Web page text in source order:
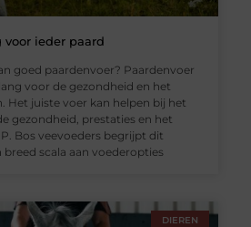
ieder paard
goed paardenvoer? Paardenvoer
voor de gezondheid en het
Het juiste voer kan helpen bij het
gezondheid, prestaties en het
Bos veevoeders begrijpt dit
breed scala aan voederopties
DIEREN